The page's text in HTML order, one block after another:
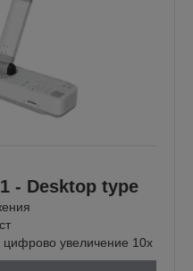
- Desktop type
увеличение 10x